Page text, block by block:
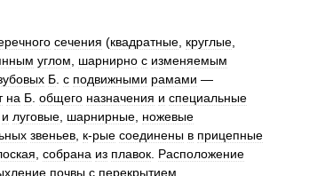
сечения (квадратные круглые
углом шарнирно с изменяемым
Б с подвижными рамами —
на Б общего назначения и специальные
и луговые шарнирные ножевые
звеньев к-рые соединены в прицепные
собрана из плавок Расположение
почвы с перекрытием